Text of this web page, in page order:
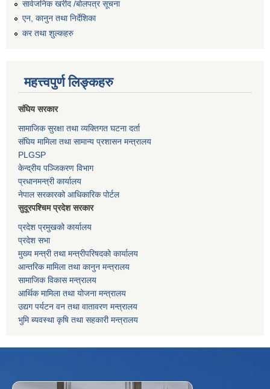
सार्वजनिक खरीद /बोलपत्र सूचना
एन, कानुन तथा निर्देशिका
कर तथा शुल्कहरु
महत्त्वपुर्ण लिङ्कहरु
संघिय सरकार
सामाजिक सुरक्षा तथा व्यक्तिगत घटना दर्ता
संघिय मामिला तथा सामान्य प्रशासन मन्त्रालय
PLGSP
केन्द्रीय पञ्जिकरण विभाग
प्रधानमन्त्री कार्यालय
नेपाल सरकारको आधिकारिक पोर्टल
सुदूरपश्चिम प्रदेश सरकार
प्रदेश प्रमुखको कार्यालय
प्रदेश सभा
मुख्य मन्त्री तथा मन्त्रीपरिषदको कार्यालय
आन्तरिक मामिला तथा कानुन मन्त्रालय
सामाजिक विकास मन्त्रालय
आर्थिक मामिला तथा योजना मन्त्रालय
उद्यग पर्यटन वन तथा वातावरण मन्त्रालय
भुमि ब्यवस्था कृषि तथा सहकारी मन्त्रालय